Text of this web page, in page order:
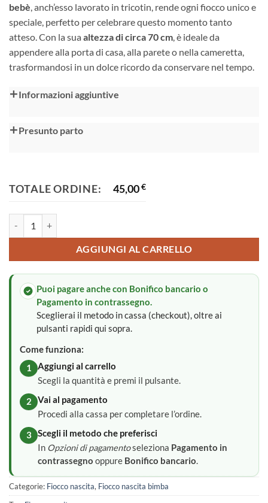
bebè, anch’esso lavorato in tricotin, rende ogni fiocco unico e
speciale, perfetto per celebrare questo momento tanto
atteso. Con la sua altezza di circa 70 cm, è ideale da
appendere alla porta di casa, alla parete o nella cameretta,
trasformandosi in un dolce ricordo da conservare nel tempo.
Informazioni aggiuntive
Presunto parto
TOTALE ORDINE: 45,00€
AGGIUNGI AL CARRELLO
Alternative:
Puoi pagare anche con Bonifico bancario o
Pagamento in contrassegno.
Sceglierai il metodo in cassa (checkout), oltre ai
pulsanti rapidi qui sopra.
Come funziona:
1
Aggiungi al carrello
Scegli la quantità e premi il pulsante.
2
Vai al pagamento
Procedi alla cassa per completare l’ordine.
3
Scegli il metodo che preferisci
In Opzioni di pagamentoseleziona Pagamento in
contrassegno oppure Bonifico bancario.
Categorie: Fiocco nascita, Fiocco nascita bimba